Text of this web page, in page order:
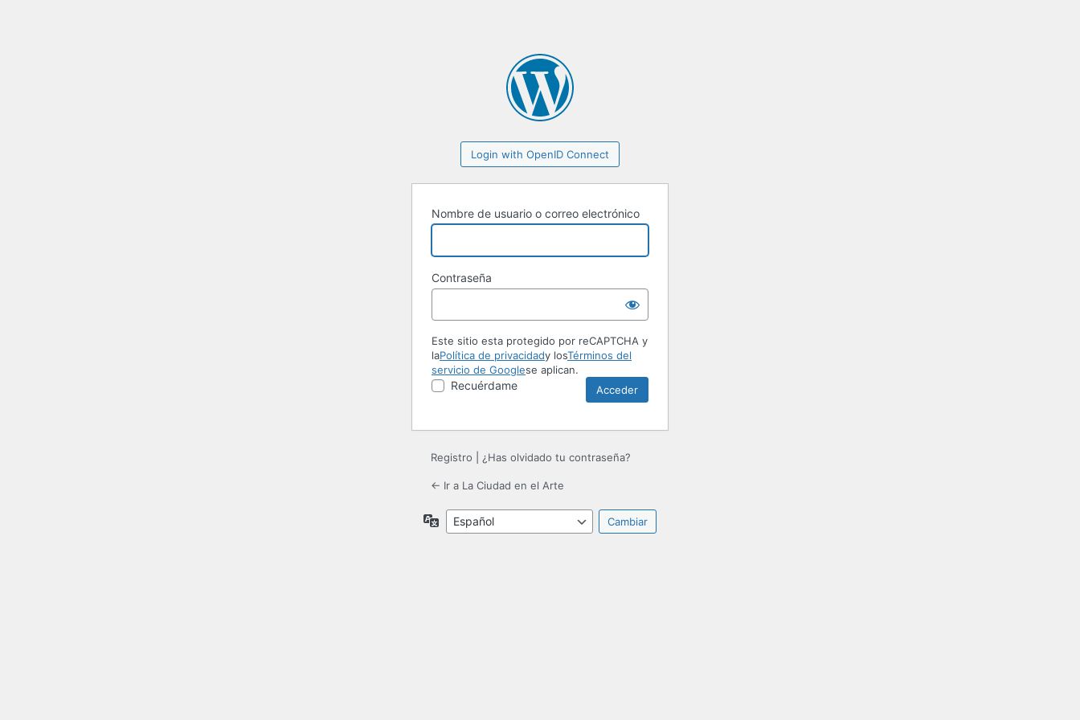
Login with OpenID Connect
Nombre de usuario o correo electrónico
Contraseña
Este sitio esta protegido por reCAPTCHA y
laPolítica de privacidady losTérminos del
servicio de Googlese aplican.
Recuérdame
Registro ¿Has olvidado tu contraseña?
← Ir a La Ciudad en el Arte
Idioma